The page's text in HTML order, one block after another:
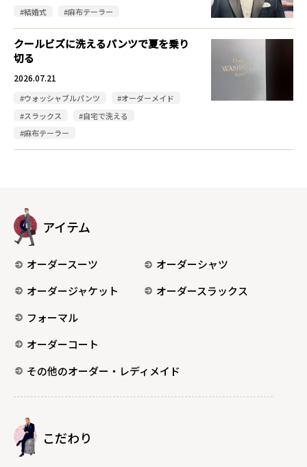
#結婚式
#麻布テーラー
クールビズに洗えるパンツで夏を乗り
切る
2026.07.21
#ウォッシャブルパンツ
#オーダーメイド
#スラックス
#自宅で洗える
#麻布テーラー
アイテム
オーダースーツ
オーダーシャツ
オーダージャケット
オーダースラックス
フォーマル
オーダーコート
その他のオーダー・レディメイド
こだわり